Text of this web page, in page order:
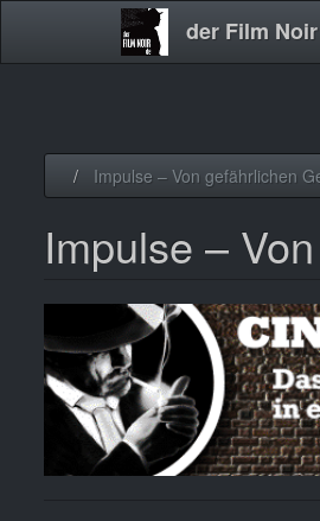
der Film Noir
Main
Impulse – Von gefährlichen
Impulse –